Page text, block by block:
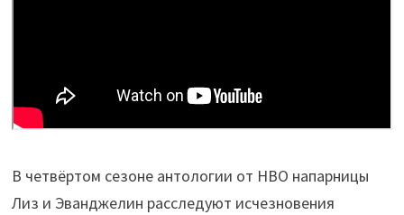
В четвёртом сезоне антологии от HBO напарницы
Лиз и Эванджелин расследуют исчезновения